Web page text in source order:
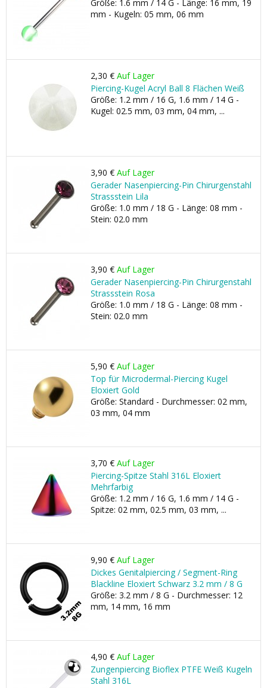
Größe: 1.6 mm / 14 G - Länge: 16 mm, 19
mm - Kugeln: 05 mm, 06 mm
2,30 € Auf Lager
Piercing-Kugel Acryl Ball 8 Flächen Weiß
Größe: 1.2 mm / 16 G, 1.6 mm / 14 G -
Kugel: 02.5 mm, 03 mm, 04 mm, ...
3,90 € Auf Lager
Gerader Nasenpiercing-Pin Chirurgenstahl
Strassstein Lila
Größe: 1.0 mm / 18 G - Länge: 08 mm -
Stein: 02.0 mm
3,90 € Auf Lager
Gerader Nasenpiercing-Pin Chirurgenstahl
Strassstein Rosa
Größe: 1.0 mm / 18 G - Länge: 08 mm -
Stein: 02.0 mm
5,90 € Auf Lager
Top für Microdermal-Piercing Kugel
Eloxiert Gold
Größe: Standard - Durchmesser: 02 mm,
03 mm, 04 mm
3,70 € Auf Lager
Piercing-Spitze Stahl 316L Eloxiert
Mehrfarbig
Größe: 1.2 mm / 16 G, 1.6 mm / 14 G -
Spitze: 02 mm, 02.5 mm, 03 mm, ...
9,90 € Auf Lager
Dickes Genitalpiercing / Segment-Ring
Blackline Eloxiert Schwarz 3.2 mm / 8 G
Größe: 3.2 mm / 8 G - Durchmesser: 12
mm, 14 mm, 16 mm
4,90 € Auf Lager
Zungenpiercing Bioflex PTFE Weiß Kugeln
Stahl 316L